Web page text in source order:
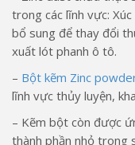
trong các lĩnh vực:
bổ sung để thay đổi
xuất lót phanh ô tô.
– Bột kẽm Zinc
lĩnh vực thủy luyện,
– Kẽm bột còn được
thành phần nhỏ trong